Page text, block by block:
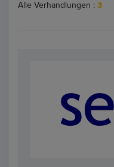
Alle Verhandlungen : 3